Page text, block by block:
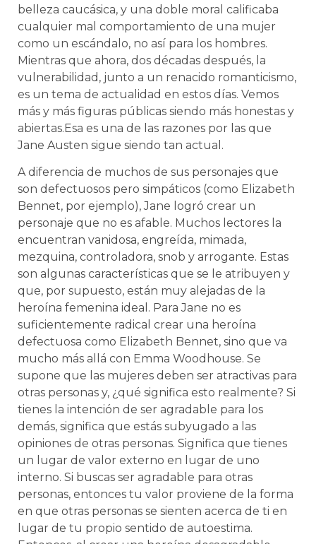
belleza caucásica, y una doble moral calificaba
cualquier mal comportamiento de una mujer
como un escándalo, no así para los hombres.
Mientras que ahora, dos décadas después, la
vulnerabilidad, junto a un renacido romanticismo,
es un tema de actualidad en estos días. Vemos
más y más figuras públicas siendo más honestas y
abiertas.Esa es una de las razones por las que
Jane Austen sigue siendo tan actual.
A diferencia de muchos de sus personajes que
son defectuosos pero simpáticos (como Elizabeth
Bennet, por ejemplo), Jane logró crear un
personaje que no es afable. Muchos lectores la
encuentran vanidosa, engreída, mimada,
mezquina, controladora, snob y arrogante. Estas
son algunas características que se le atribuyen y
que, por supuesto, están muy alejadas de la
heroína femenina ideal. Para Jane no es
suficientemente radical crear una heroína
defectuosa como Elizabeth Bennet, sino que va
mucho más allá con Emma Woodhouse. Se
supone que las mujeres deben ser atractivas para
otras personas y, ¿qué significa esto realmente? Si
tienes la intención de ser agradable para los
demás, significa que estás subyugado a las
opiniones de otras personas. Significa que tienes
un lugar de valor externo en lugar de uno
interno. Si buscas ser agradable para otras
personas, entonces tu valor proviene de la forma
en que otras personas se sienten acerca de ti en
lugar de tu propio sentido de autoestima.